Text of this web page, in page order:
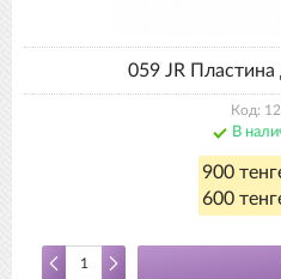
059 JR Пластина
Код:
В
900
600